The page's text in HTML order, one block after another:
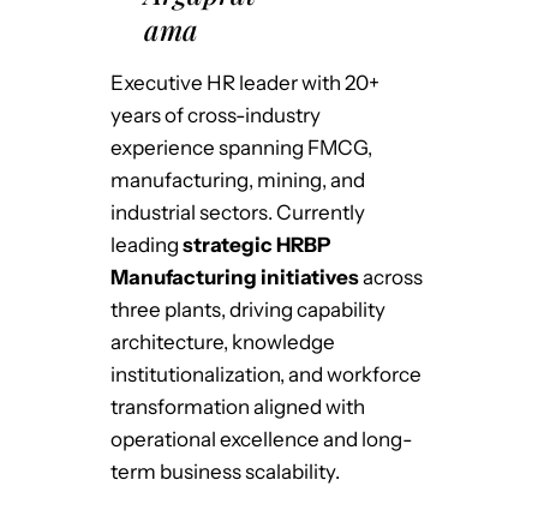
ama
Executive HR leader with 20+
years of cross-industry
experience spanning FMCG,
manufacturing, mining, and
industrial sectors. Currently
leading strategic HRBP
Manufacturing initiativesacross
three plants, driving capability
architecture, knowledge
institutionalization, and workforce
transformation aligned with
operational excellence and long-
term business scalability.